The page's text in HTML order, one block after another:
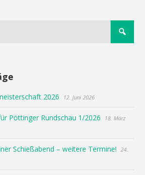
2026 12. Juni 2026
Pöttinger Rundschau 1/2026
18. März
Schießabend – weitere Termine!
24.